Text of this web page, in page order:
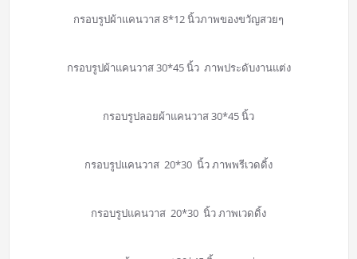
กรอบรูปผ้าแคนวาส 8*12 นิ้วภาพของขวัญสวยๆ
กรอบรูปผ้าแคนวาส 30*45 นิ้ว ภาพประดับงานแต่ง
กรอบรูปลอยผ้าแคนวาส 30*45 นิ้ว
กรอบรูปแคนวาส 20*30 นิ้ว ภาพพรีเวดดิ้ง
กรอบรูปแคนวาส 20*30 นิ้ว ภาพเวดดิ้ง